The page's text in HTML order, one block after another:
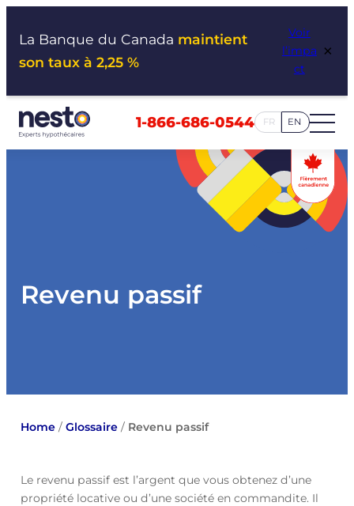
La Banque du Canada maintient
son taux à 2,25 %
Voir
l’impa
ct
×
1-866-686-0544 FR EN
Revenu passif
Home/ Glossaire/ Revenu passif
Le revenu passif est l’argent que vous obtenez d’une
propriété locative ou d’une société en commandite. Il